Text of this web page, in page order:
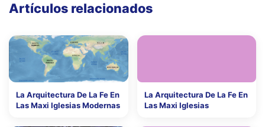
Artículos relacionados
La Arquitectura De La Fe En
Las Maxi Iglesias Modernas
La Arquitectura De La Fe En
Las Maxi Iglesias